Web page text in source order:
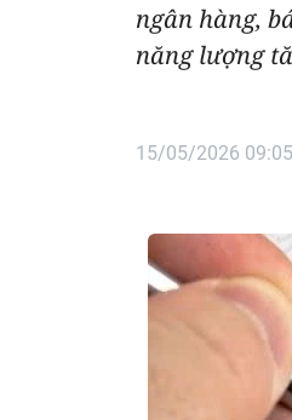
ngân hàng,
năng lượng
15/05/2026 09:05